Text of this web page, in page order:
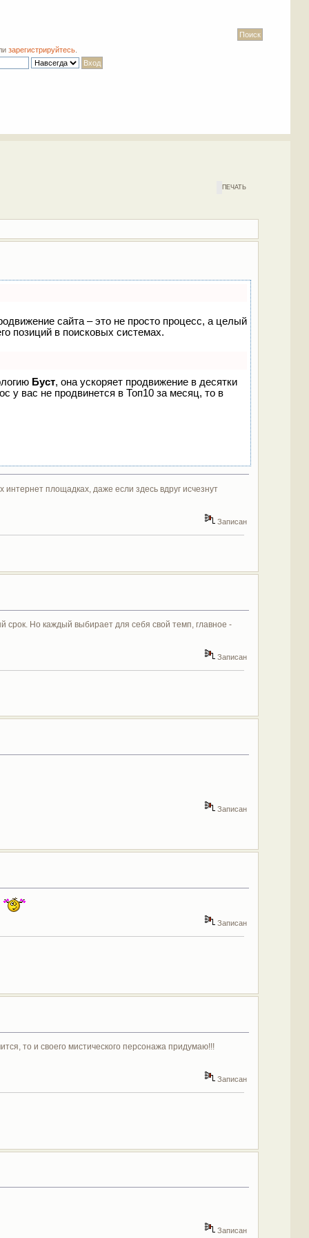
зарегистрируйтесь
ПЕЧАТЬ
сайта – это не просто процесс, а целый
позиций в поисковых системах.
Буст, она ускоряет продвижение в десятки
у вас не продвинется в Топ10 за месяц, то в
площадках, даже если здесь вдруг исчезнут
Записан
Но каждый выбирает для себя свой темп, главное -
Записан
Записан
Записан
то и своего мистического персонажа придумаю!!!
Записан
Записан